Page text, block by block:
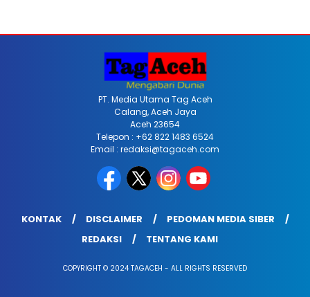
PT. Media Utama Tag Aceh
Calang, Aceh Jaya
Aceh 23654
Telepon : +62 822 1483 6524
Email : redaksi@tagaceh.com
KONTAK DISCLAIMER
PEDOMAN MEDIA SIBER
REDAKSI
TENTANG KAMI
COPYRIGHT © 2024 TAGACEH - ALL RIGHTS RESERVED